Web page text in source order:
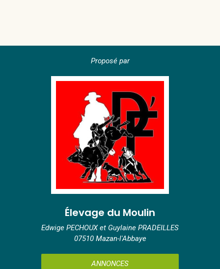
Proposé par
Élevage du Moulin
Edwige PECHOUX et Guylaine PRADEILLES
07510 Mazan-l'Abbaye
ANNONCES